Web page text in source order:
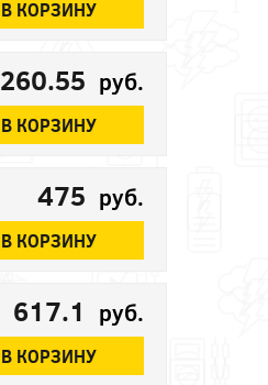
В КОРЗИНУ
260.55 руб.
В КОРЗИНУ
475 руб.
В КОРЗИНУ
617.1 руб.
В КОРЗИНУ